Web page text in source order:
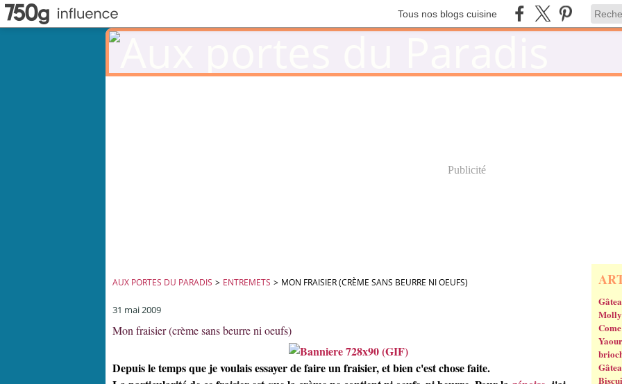
Tous nos blogs cuisine
Publicité
AUX PORTES DU PARADIS > ENTREMETS > MON FRAISIER (CRÈME SANS BEURRE NI OEUFS)
31 mai 2009
Mon fraisier (crème sans beurre ni oeufs)
Depuis le temps que je voulais essayer de faire un fraisier, et bien c'est chose faite.